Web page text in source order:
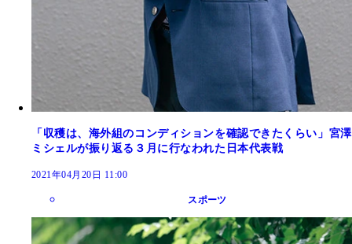
「収穫は、海外組のコンディションを確認できたくらい」宮澤
ミシェルが振り返る３月に行なわれた日本代表戦
2021年04月20日 11:00
スポーツ